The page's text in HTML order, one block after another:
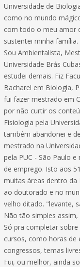
Universidade de
como no mundo
com todo o meu amor
sustentei minha família.
Sou Ambientalista,
Universidade Brás
estudei demais. Fiz
Bacharel em Biologia,
fui fazer mestrado em
por não curtir os
Fisiologia pela
também abandonei e
mestrado na
pela PUC - São Paulo
de emprego. Isto aos
muitas áreas dentro da
ao doutorado e no
velho ditado. "levante,
Não tão simples
Só pra completar
cursos, como horas de
congressos, temas
Fui, ou melhor, ainda